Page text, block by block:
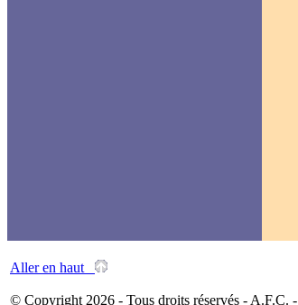
Aller en haut
© Copyright 2026 - Tous droits réservés - A.F.C. -